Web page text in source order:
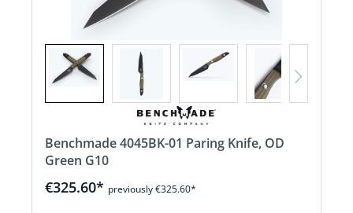
Benchmade 4045BK-01 Paring Knife, OD
Green G10
€325.60* previously €325.60*